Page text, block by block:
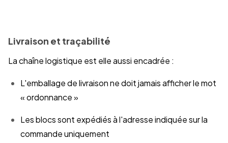
Livraison et traçabilité
La chaîne logistique est elle aussi encadrée :
L'emballage de livraison ne doit jamais afficher le mot
« ordonnance »
Les blocs sont expédiés à l'adresse indiquée sur la
commande uniquement